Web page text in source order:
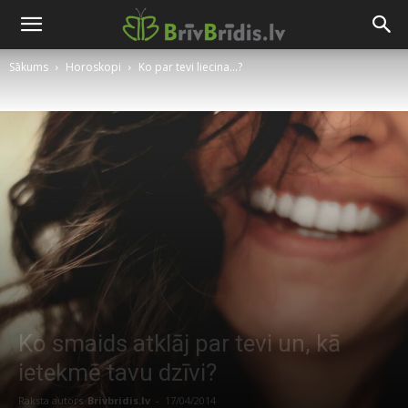
Sākums Horoskopi Ko par tevi liecina...?
Ko smaids atklāj par tevi un, kā
ietekmē tavu dzīvi?
Raksta autors Brivbridis.lv - 17/04/2014